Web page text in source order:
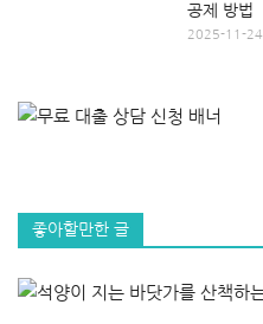
공제 방법
2025-11-24
좋아할만한 글